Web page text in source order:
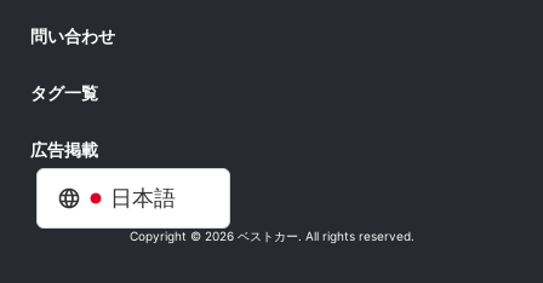
日本語
問い合わせ
タグ一覧
広告掲載
Copyright © 2026 ベストカー. All rights reserved.